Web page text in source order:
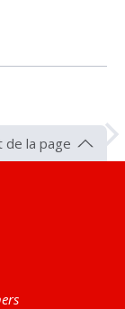
de la page